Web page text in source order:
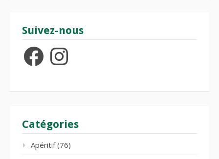
Suivez-nous
FacebookInstagram
Catégories
Apéritif(76)